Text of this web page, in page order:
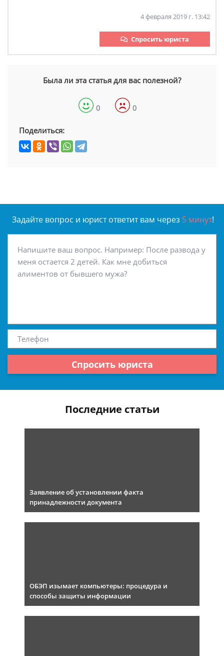
4 февраля 2019 г. 13:42
Спросить юриста
Была ли эта статья для вас полезной?
0 0
Поделиться:
Задайте вопрос и юрист ответит вам через 5 минут!
Спросить юриста
Последние статьи
Заявление об установлении факта
принадлежности документа
ОБЭП изымает компьютеры: процедура и
способы защиты информации